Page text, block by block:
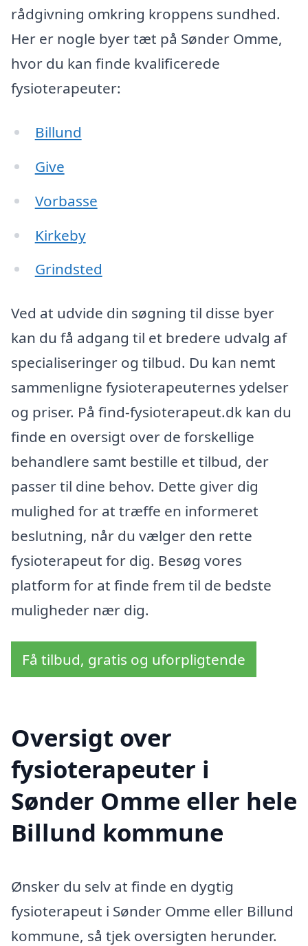
rådgivning omkring kroppens sundhed.
Her er nogle byer tæt på Sønder Omme,
hvor du kan finde kvalificerede
fysioterapeuter:
Billund
Give
Vorbasse
Kirkeby
Grindsted
Ved at udvide din søgning til disse byer
kan du få adgang til et bredere udvalg af
specialiseringer og tilbud. Du kan nemt
sammenligne fysioterapeuternes ydelser
og priser. På find-fysioterapeut.dk kan du
finde en oversigt over de forskellige
behandlere samt bestille et tilbud, der
passer til dine behov. Dette giver dig
mulighed for at træffe en informeret
beslutning, når du vælger den rette
fysioterapeut for dig. Besøg vores
platform for at finde frem til de bedste
muligheder nær dig.
Få tilbud, gratis og uforpligtende
Oversigt over
fysioterapeuter i
Sønder Omme eller hele
Billund kommune
Ønsker du selv at finde en dygtig
fysioterapeut i Sønder Omme eller Billund
kommune, så tjek oversigten herunder.